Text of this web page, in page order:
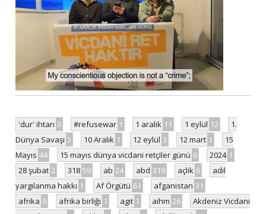
'dur' ihtarı 3 #refusewar 1 1 aralık 11 1 eylül 12
1.
Dünya Savaşı 5 10 Aralık 1 12 eylül 3 12 mart 1
15
Mayıs 44 15 mayıs dünya vicdani retçiler günü 6 2024 1
28 şubat 2 318 59 ab 24 abd 319 açlık 6
adil
yargılanma hakkı 1 Af Örgütü 61 afganistan 31
afrika 9 afrika birliği 1 agit 1 aihm 26
Akdeniz Vicdani